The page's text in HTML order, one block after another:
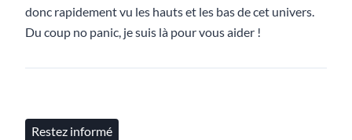
donc rapidement vu les hauts et les bas de cet univers.
Du coup no panic, je suis là pour vous aider !
Restez informé